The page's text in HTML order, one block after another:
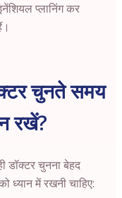
प्लानिंग कर
चुनते समय
रखें?
डॉक्टर चुनना बेहद
ध्यान में रखनी चाहिए: